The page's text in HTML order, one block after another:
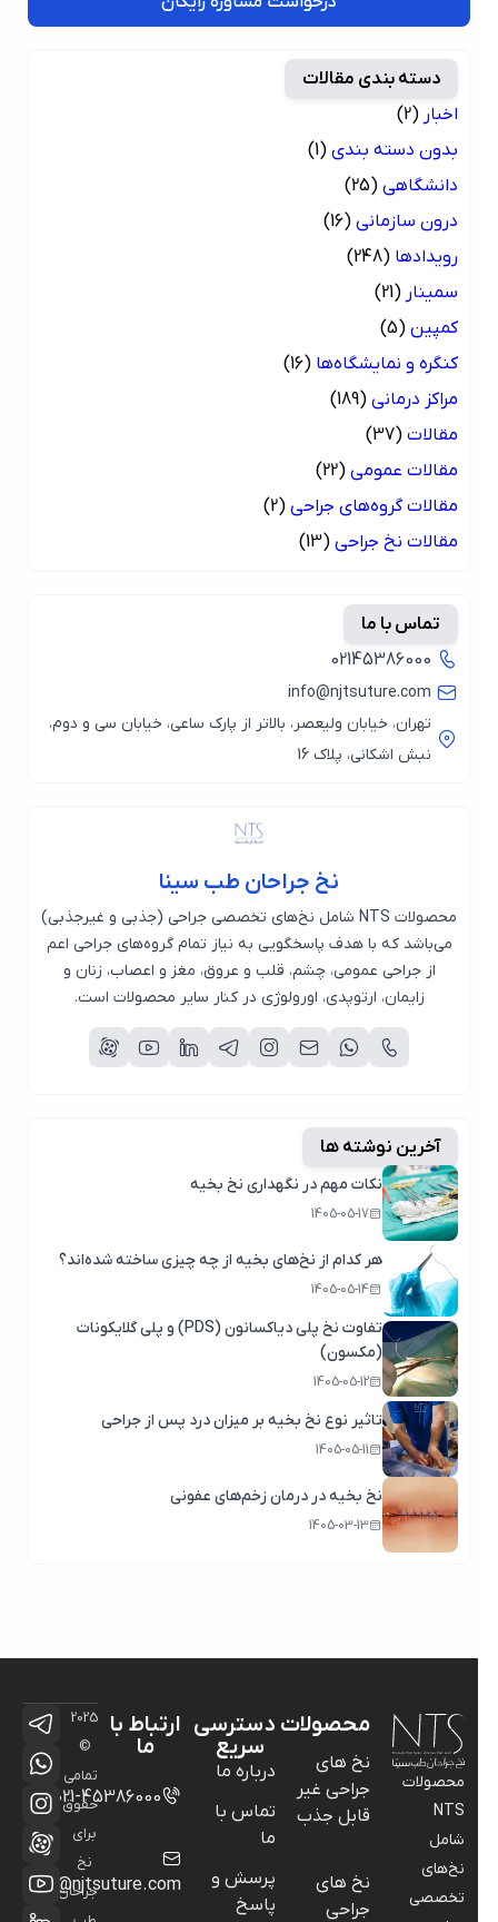
دسته بندی مقالات
اخبار (2)
بدون دسته بندی (1)
دانشگاهی (25)
درون سازمانی (16)
رویدادها (248)
سمینار (21)
کمپین (5)
کنگره و نمایشگاه‌ها (16)
مراکز درمانی (189)
مقالات (37)
مقالات عمومی (22)
مقالات گروه‌های جراحی (2)
مقالات نخ جراحی (13)
تماس با ما
02145386000
info@njtsuture.com
تهران، خیابان ولیعصر، بالاتر از پارک ساعی، خیابان سی و دوم،
نبش اشکانی، پلاک 16
نخ جراحان طب سینا
محصولات NTS شامل نخ‌های تخصصی جراحی (جذبی و غیرجذبی)
می‌باشد که با هدف پاسخگویی به نیاز تمام گروه‌های جراحی اعم
از جراحی عمومی، چشم، قلب و عروق، مغز و اعصاب، زنان و
زایمان، ارتوپدی، اورولوژی در کنار سایر محصولات است.
آخرین نوشته ها
نکات مهم در نگهداری نخ بخیه
1405-05-17
هر کدام از نخ‌های بخیه از چه چیزی ساخته شده‌اند؟
1405-05-14
تفاوت نخ پلی دیاکسانون (PDS) و پلی گلایکونات
(مکسون)
1405-05-12
تاثیر نوع نخ بخیه بر میزان درد پس از جراحی
1405-05-11
نخ بخیه در درمان زخم‌های عفونی
1405-03-13
محصولات
NTS
شامل
نخ‌های
تخصصی
محصولات
نخ های
جراحی غیر
قابل جذب
نخ های
جراحی
دسترسی
سریع
درباره ما
تماس با
پرسش و
پاسخ
ارتباط با
021-45386000
info@njtsuture.com
2025
تمامی
حقوق
برای
جراحان